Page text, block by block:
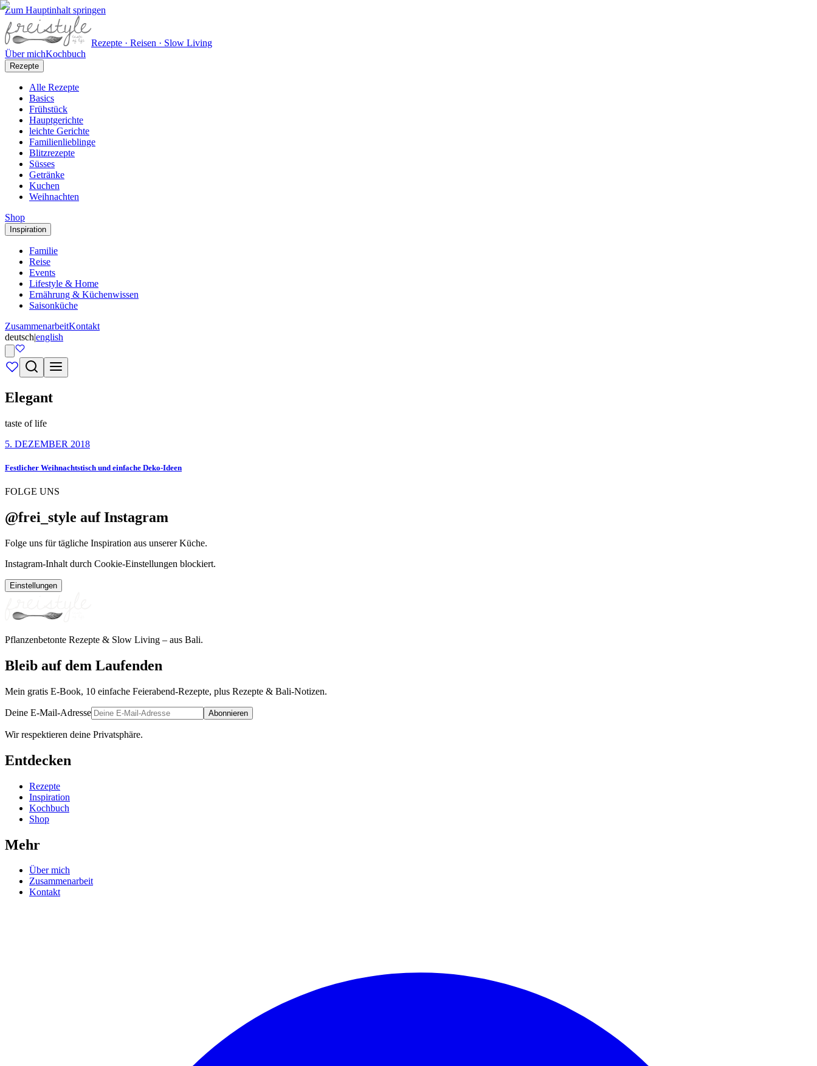
Zum Hauptinhalt springen
Rezepte · Reisen · Slow Living
Über michKochbuch
Rezepte
Alle Rezepte
Basics
Frühstück
Hauptgerichte
leichte Gerichte
Familienlieblinge
Blitzrezepte
Süsses
Getränke
Kuchen
Weihnachten
Shop
Inspiration
Familie
Reise
Events
Lifestyle & Home
Ernährung & Küchenwissen
Saisonküche
ZusammenarbeitKontakt
deutsch|english
Elegant
taste of life
5. DEZEMBER 2018
Festlicher Weihnachtstisch und einfache Deko-Ideen
FOLGE UNS
@frei_style auf Instagram
Folge uns für tägliche Inspiration aus unserer Küche.
Instagram-Inhalt durch Cookie-Einstellungen blockiert.
Einstellungen
Pflanzenbetonte Rezepte & Slow Living – aus Bali.
Bleib auf dem Laufenden
Mein gratis E-Book, 10 einfache Feierabend-Rezepte, plus Rezepte & Bali-Notizen.
Deine E-Mail-Adresse Abonnieren
Wir respektieren deine Privatsphäre.
Entdecken
Rezepte
Inspiration
Kochbuch
Shop
Mehr
Über mich
Zusammenarbeit
Kontakt